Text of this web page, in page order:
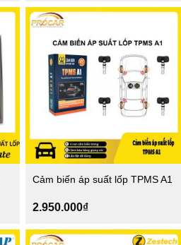
là:
3.000.000₫.
tại
Cảm biến áp suất lốp TPMS A1
2.950.000₫